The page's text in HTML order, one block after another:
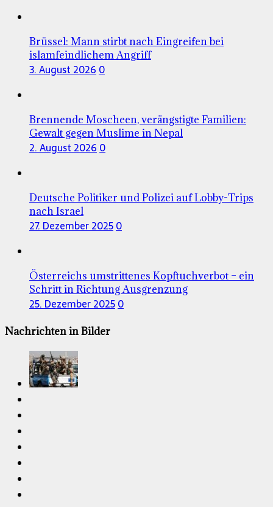
Brüssel: Mann stirbt nach Eingreifen bei
islamfeindlichem Angriff
3. August 2026 0
Brennende Moscheen, verängstigte Familien:
Gewalt gegen Muslime in Nepal
2. August 2026 0
Deutsche Politiker und Polizei auf Lobby-Trips
nach Israel
27. Dezember 20250
Österreichs umstrittenes Kopftuchverbot – ein
Schritt in Richtung Ausgrenzung
25. Dezember 20250
Nachrichten in Bilder